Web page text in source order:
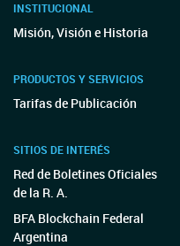
INSTITUCIONAL
Misión, Visión e Historia
PRODUCTOS Y SERVICIOS
Tarifas de Publicación
SITIOS DE INTERÉS
Red de Boletines Oficiales
de la R. A.
BFA Blockchain Federal
Argentina